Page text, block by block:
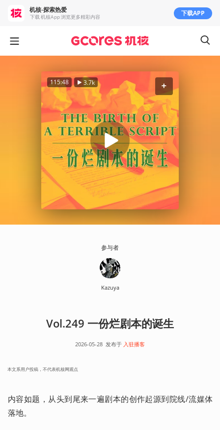
115:48 3.7k
参与者
Kazuya
Vol.249 一份烂剧本的诞生
2026-05-28 发布于 入驻播客
本文系用户投稿，不代表机核网观点
内容如题，从头到尾来一遍剧本的创作起源到院线/流媒体
落地。
机核-探索热爱
下载 机核App 浏览更多精彩内容 下载APP